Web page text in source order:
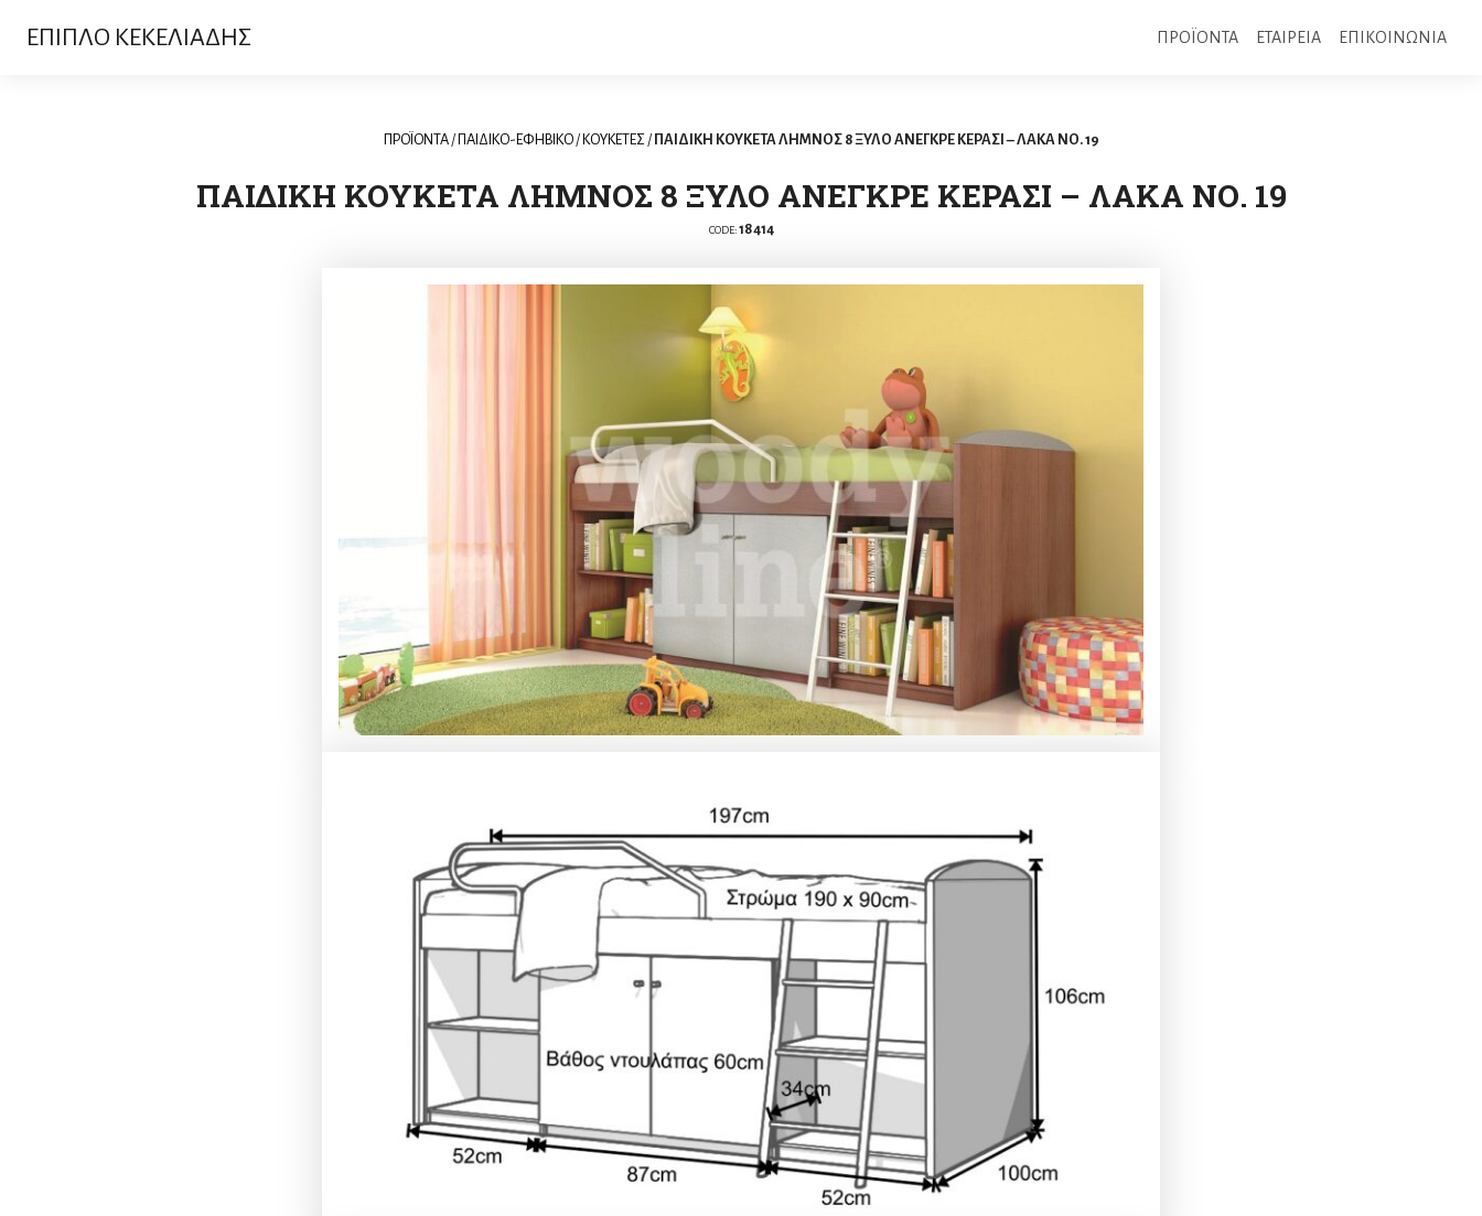
ΕΠΙΠΛΟ ΚΕΚΕΛΙΑΔΗΣ ΠΡΟΪΟΝΤΑ ΕΤΑΙΡΕΙΑ ΕΠΙΚΟΙΝΩΝΙΑ
ΠΡΟΪΟΝΤΑ/ ΠΑΙΔΙΚΟ-ΕΦΗΒΙΚΟ/ KΟΥΚΕΤΕΣ/ ΠΑΙΔΙΚΗ ΚΟΥΚΕΤΑ ΛΗΜΝΟΣ 8 ΞΥΛΟ ΑΝΕΓΚΡΕ ΚΕΡΑΣΙ – ΛΑΚΑ ΝΟ. 19
ΠΑΙΔΙΚΗ ΚΟΥΚΕΤΑ ΛΗΜΝΟΣ 8 ΞΥΛΟ ΑΝΕΓΚΡΕ ΚΕΡΑΣΙ – ΛΑΚΑ ΝΟ. 19
CODE: 18414